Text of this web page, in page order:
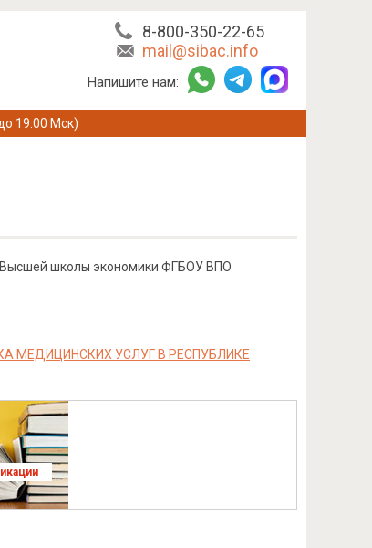
8-800-350-22-65
mail@sibac.info
Напишите нам:
19:00 Мск)
Высшей школы экономики ФГБОУ ВПО
МЕДИЦИНСКИХ УСЛУГ В РЕСПУБЛИКЕ